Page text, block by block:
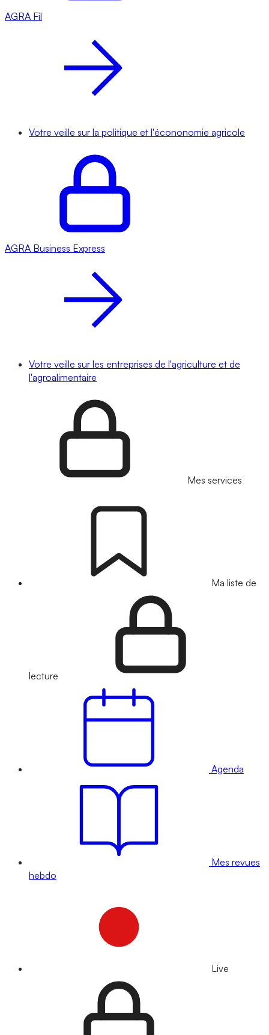
AGRA Fil
Votre veille sur la politique et l'écononomie agricole
AGRA Business Express
Votre veille sur les entreprises de l'agriculture et de
l'agroalimentaire
Mes services
Ma liste de
lecture
Agenda
Mes revues
hebdo
Live